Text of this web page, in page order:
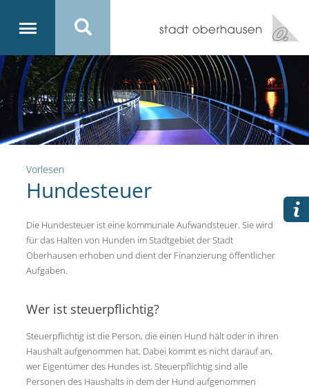
Vorlesen
Hundesteuer
Die Hundesteuer ist eine kommunale Aufwandsteuer. Sie wird
für das Halten von Hunden im Stadtgebiet der Stadt
Oberhausen erhoben und dient der Finanzierung öffentlicher
Aufgaben.
Wer ist steuerpflichtig?
Steuerpflichtig ist die Person, die einen Hund hält oder in ihren
Haushalt aufgenommen hat. Dabei kommt es nicht darauf an,
wer Eigentümer des Hundes ist. Steuerpflichtig sind alle
Personen des Haushalts in dem der Hund aufgenommen